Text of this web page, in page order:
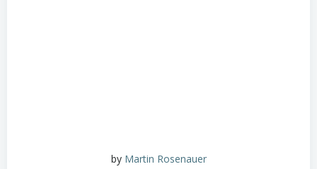
by Martin Rosenauer